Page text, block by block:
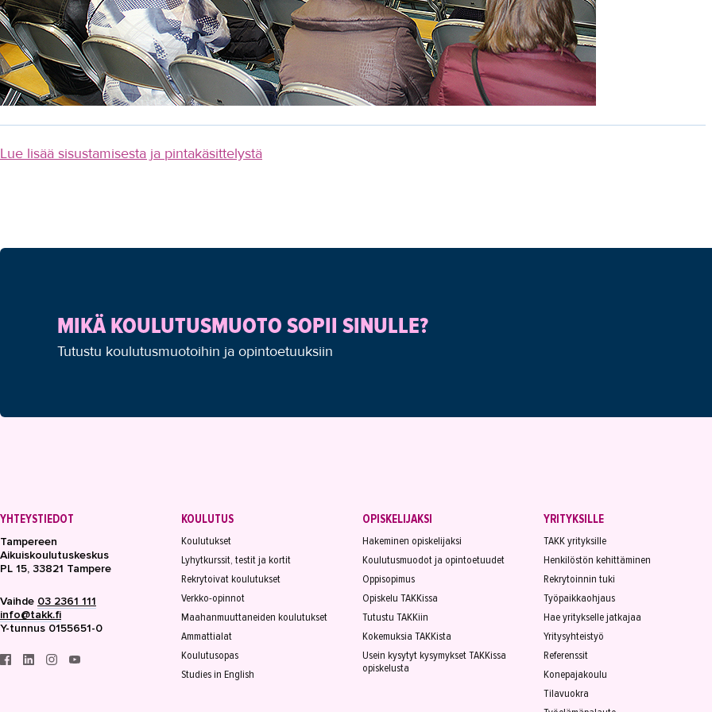
Lue lisää sisustamisesta ja pintakäsittelystä
MIKÄ KOULUTUSMUOTO SOPII SINULLE?
Tutustu koulutusmuotoihin ja opintoetuuksiin
YHTEYSTIEDOT
Tampereen
Aikuiskoulutuskeskus
PL 15, 33821 Tampere
Vaihde 03 2361 111
info@takk.fi
Y-tunnus 0155651-0
KOULUTUS
Koulutukset
Lyhytkurssit, testit ja kortit
Rekrytoivat koulutukset
Verkko-opinnot
Maahanmuuttaneiden koulutukset
Ammattialat
Koulutusopas
Studies in English
OPISKELIJAKSI
Hakeminen opiskelijaksi
Koulutusmuodot ja opintoetuudet
Oppisopimus
Opiskelu TAKKissa
Tutustu TAKKiin
Kokemuksia TAKKista
Usein kysytyt kysymykset TAKKissa
opiskelusta
YRITYKSILLE
TAKK yrityksille
Henkilöstön kehittäminen
Rekrytoinnin tuki
Työpaikkaohjaus
Hae yritykselle jatkajaa
Yritysyhteistyö
Referenssit
Konepajakoulu
Tilavuokra